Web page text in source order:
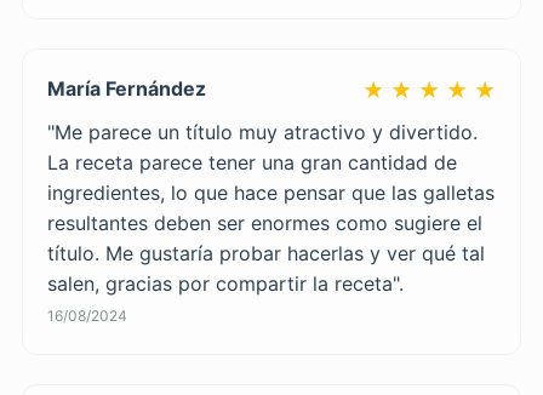
María Fernández ★ ★ ★ ★ ★
"Me parece un título muy atractivo y divertido.
La receta parece tener una gran cantidad de
ingredientes, lo que hace pensar que las galletas
resultantes deben ser enormes como sugiere el
título. Me gustaría probar hacerlas y ver qué tal
salen, gracias por compartir la receta".
16/08/2024